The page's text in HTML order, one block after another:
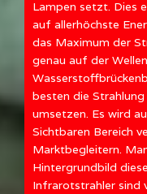
Lampen setzt. Dies
auf allerhöchste
das Maximum der
genau auf der
besten die
umsetzen. Es wird
Sichtbaren Bereich
Marktbegleitern.
Hintergrundbild
Infrarotstrahler sind